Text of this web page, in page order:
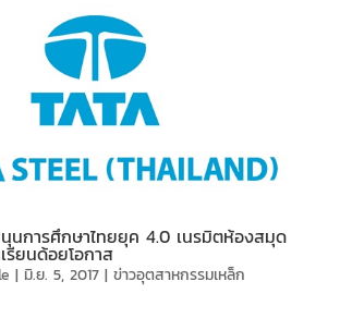
นการศึกษาไทยยุค 4.0 เนรมิตห้องสมุด
รียนด้อยโอกาส
| มิ.ย. 5, 2017| ข่าวอุตสาหกรรมเหล็ก